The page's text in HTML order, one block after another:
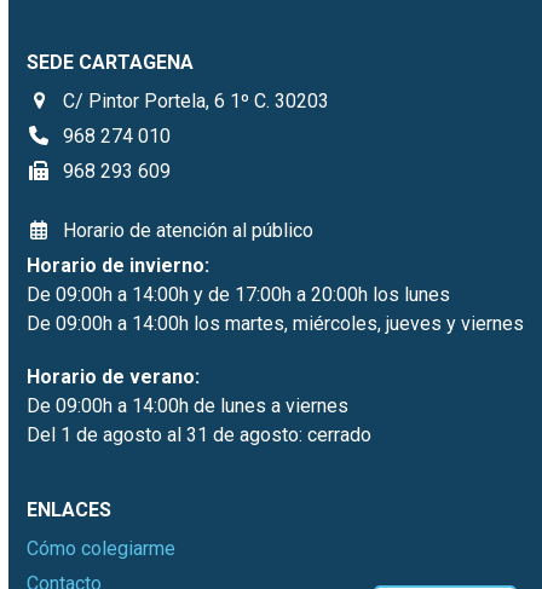
SEDE CARTAGENA
C/ Pintor Portela, 6 1º C. 30203
968 274 010
968 293 609
Horario de atención al público
Horario de invierno:
De 09:00h a 14:00h y de 17:00h a 20:00h los lunes
De 09:00h a 14:00h los martes, miércoles, jueves y viernes
Horario de verano:
De 09:00h a 14:00h de lunes a viernes
Del 1 de agosto al 31 de agosto: cerrado
ENLACES
Cómo colegiarme
Contacto